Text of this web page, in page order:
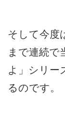
そして今度
まで連続で
よ」シリー
るのです。